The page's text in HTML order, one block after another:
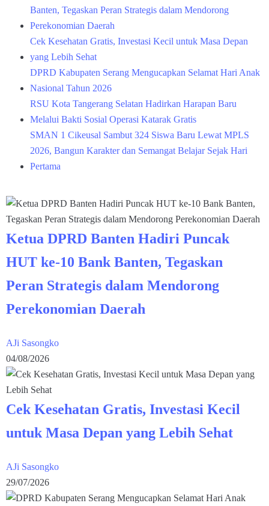
Banten, Tegaskan Peran Strategis dalam Mendorong
Perekonomian Daerah
Cek Kesehatan Gratis, Investasi Kecil untuk Masa Depan
yang Lebih Sehat
DPRD Kabupaten Serang Mengucapkan Selamat Hari Anak
Nasional Tahun 2026
RSU Kota Tangerang Selatan Hadirkan Harapan Baru
Melalui Bakti Sosial Operasi Katarak Gratis
SMAN 1 Cikeusal Sambut 324 Siswa Baru Lewat MPLS
2026, Bangun Karakter dan Semangat Belajar Sejak Hari
Pertama
Ketua DPRD Banten Hadiri Puncak
HUT ke-10 Bank Banten, Tegaskan
Peran Strategis dalam Mendorong
Perekonomian Daerah
AJi Sasongko
04/08/2026
Cek Kesehatan Gratis, Investasi Kecil
untuk Masa Depan yang Lebih Sehat
AJi Sasongko
29/07/2026